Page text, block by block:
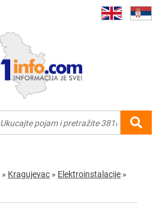
» Kragujevac » Elektroinstalacije »